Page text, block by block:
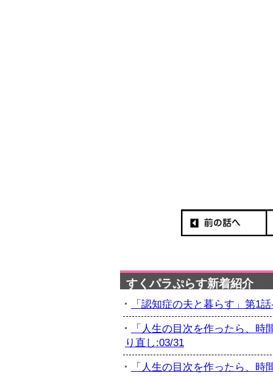
すくパラぷらす新着紹介
「認知症の夫と暮らす」第1
「人生の目次を作ったら、
り直し:03/31
「人生の目次を作ったら、